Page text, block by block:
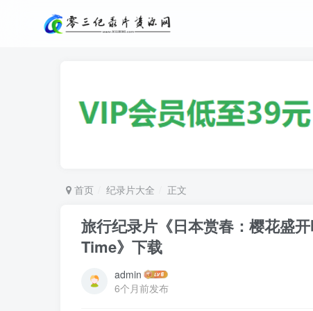
首页 纪录片大全 正文
旅行纪录片《日本赏春：樱花盛
Time》下载
admin
6个月前发布